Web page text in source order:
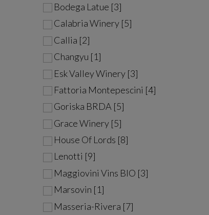
Bodega Latue [3]
Calabria Winery [5]
Callia [2]
Changyu [1]
Esk Valley Winery [3]
Fattoria Montepescini [4]
Goriska BRDA [5]
Grace Winery [5]
House Of Lords [8]
Lenotti [9]
Maggiovini Vins BIO [3]
Marsovin [1]
Masseria-Rivera [7]